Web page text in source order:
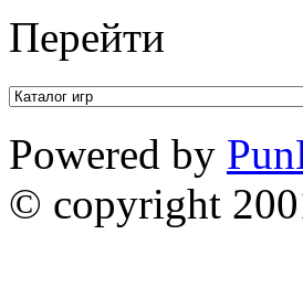
Перейти
Powered by
© copyright